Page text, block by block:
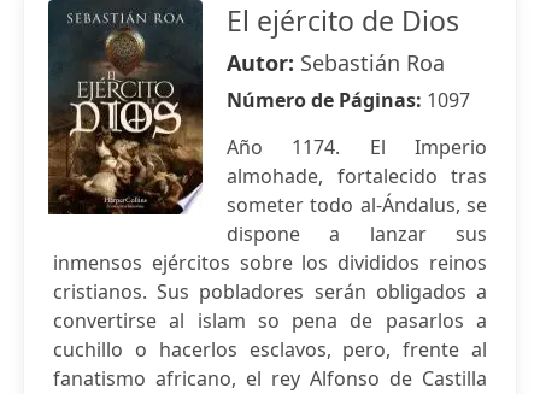
El ejército de Dios
Autor: Sebastián Roa
Número de Páginas: 1097
Año 1174. El Imperio
almohade, fortalecido tras
someter todo al-Ándalus, se
dispone a lanzar sus
inmensos ejércitos sobre los divididos reinos
cristianos. Sus pobladores serán obligados a
convertirse al islam so pena de pasarlos a
cuchillo o hacerlos esclavos, pero, frente al
fanatismo africano, el rey Alfonso de Castilla